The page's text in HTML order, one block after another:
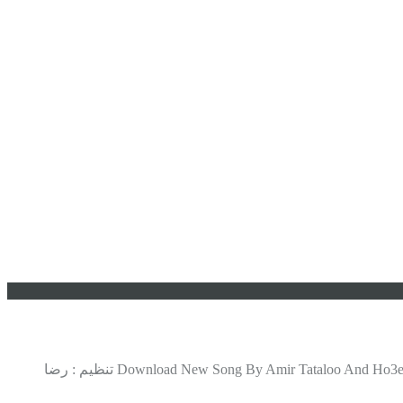
تازه ها امیر تتلو و حصین و رضا پیشرو بنام گرگ دانلود آهنگ جدید امیر تتلو و حصین و رضا پیشرو بنام گرگ Download New Song By Amir Tataloo And Ho3ein And Reza Pishro Called Gorg تنظیم : رضا